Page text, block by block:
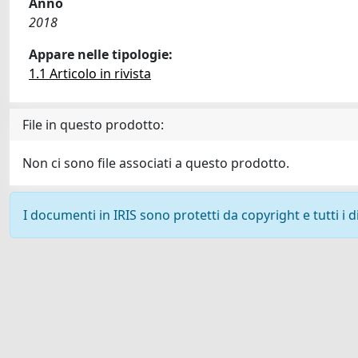
2018
Appare nelle tipologie:
1.1 Articolo in rivista
File in questo prodotto:
Non ci sono file associati a questo prodotto.
I documenti in IRIS sono protetti da copyright e tutti i